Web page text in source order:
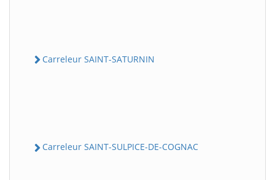
Carreleur SAINT-SATURNIN
Carreleur SAINT-SULPICE-DE-COGNAC